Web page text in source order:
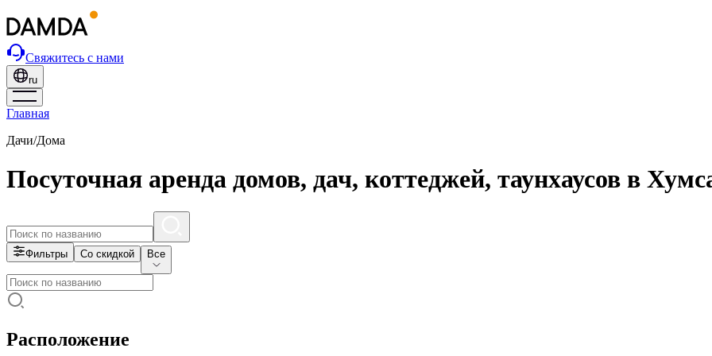
Свяжитесь с нами
ru
Главная
Дачи/Дома
Посуточная аренда домов, дач, коттеджей, таунхаусов в
Фильтры Со скидкой Все
Расположение